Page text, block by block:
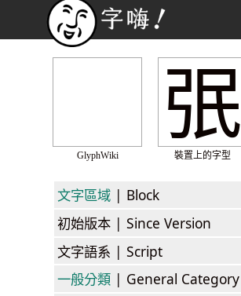
GlyphWiki
㢯
裝置上的字型
文字區域 | Block
初始版本 | Since Version
文字語系 | Script
一般分類 | General Category